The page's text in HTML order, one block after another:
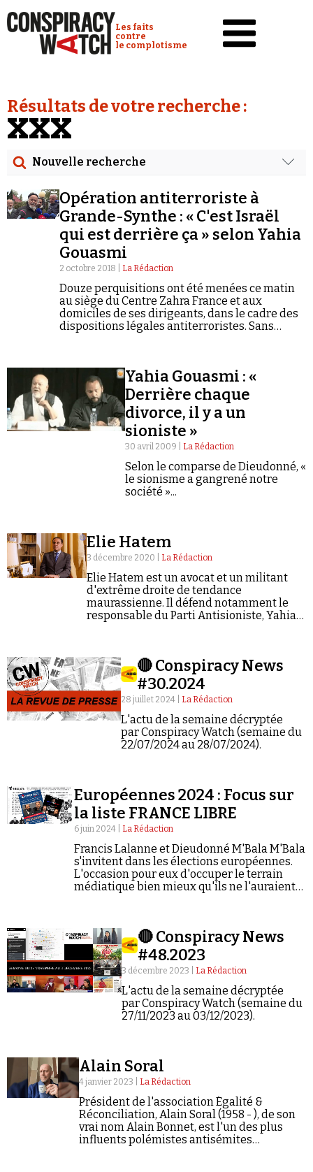
Conspiracy Watch :
Les faits
contre
le complotisme
Analyses
Vidéos
Émissions
Revues de presse
Newsletter
Faire un don
Demander à Vera
Se connecter
Résultats de votre recherche :
XXX
Nouvelle recherche
Date
Rechercher dans tous les contenus
Cibler votre recherche
Rechercher
Opération antiterroriste à
Grande-Synthe : « C'est Israël
qui est derrière ça » selon Yahia
Gouasmi
2 octobre 2018 | La Rédaction
Douze perquisitions ont été menées ce matin
au siège du Centre Zahra France et aux
domiciles de ses dirigeants, dans le cadre des
dispositions légales antiterroristes. Sans
Yahia Gouasmi : «
Derrière chaque
divorce, il y a un
sioniste »
30 avril 2009 | La Rédaction
Selon le comparse de Dieudonné, «
le sionisme a gangrené notre
société »...
Elie Hatem
3 décembre 2020 | La Rédaction
Elie Hatem est un avocat et un militant
d'extrême droite de tendance
maurassienne. Il défend notamment le
responsable du Parti Antisioniste, Yahia
🔴 Conspiracy News
#30.2024
28 juillet 2024 | La Rédaction
L'actu de la semaine décryptée
par Conspiracy Watch (semaine du
22/07/2024 au 28/07/2024).
Européennes 2024 : Focus sur
la liste FRANCE LIBRE
6 juin 2024 | La Rédaction
Francis Lalanne et Dieudonné M'Bala M'Bala
s'invitent dans les élections européennes.
L'occasion pour eux d'occuper le terrain
médiatique bien mieux qu'ils ne l'auraient
🔴 Conspiracy News
#48.2023
3 décembre 2023 | La Rédaction
L'actu de la semaine décryptée
par Conspiracy Watch (semaine du
27/11/2023 au 03/12/2023).
Alain Soral
4 janvier 2023 | La Rédaction
Président de l'association Égalité &
Réconciliation, Alain Soral (1958 - ), de son
vrai nom Alain Bonnet, est l'un des plus
influents polémistes antisémites